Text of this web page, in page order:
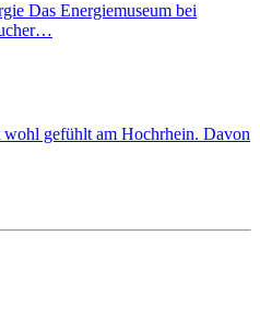
Das Energiemuseum bei
gefühlt am Hochrhein. Davon